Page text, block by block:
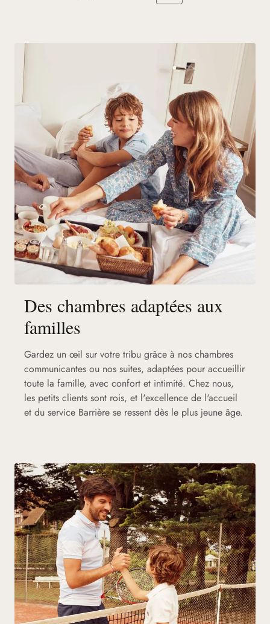
Des chambres adaptées aux
familles
Gardez un œil sur votre tribu grâce à nos chambres
communicantes ou nos suites, adaptées pour accueillir
toute la famille, avec confort et intimité. Chez nous,
les petits clients sont rois, et l'excellence de l'accueil
et du service Barrière se ressent dès le plus jeune âge.